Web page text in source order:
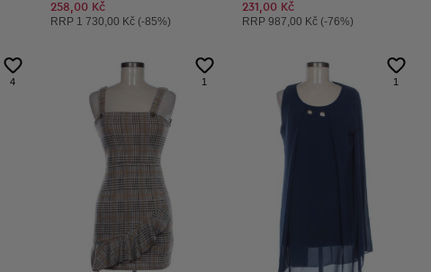
258,00 Kč
Doporučená cena:
RRP 1 730,00 Kč (-85%)
231,00 Kč
Doporučená cena:
RRP 987,00 Kč (-76%)
4 1 1